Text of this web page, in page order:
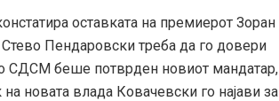
оставката на премиерот Зоран
Стево Пендаровски треба да го довери
СДСМ беше потврден новиот мандатар,
новата влада Ковачевски го најави за